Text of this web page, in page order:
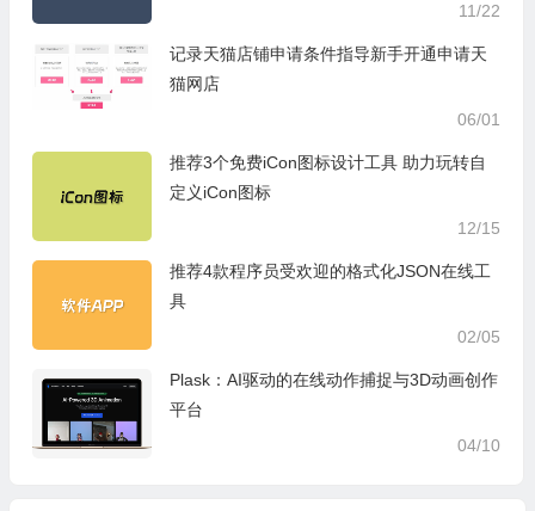
11/22
记录天猫店铺申请条件指导新手开通申请天
猫网店
06/01
推荐3个免费iCon图标设计工具 助力玩转自
定义iCon图标
12/15
推荐4款程序员受欢迎的格式化JSON在线工
具
02/05
Plask：AI驱动的在线动作捕捉与3D动画创作
平台
04/10